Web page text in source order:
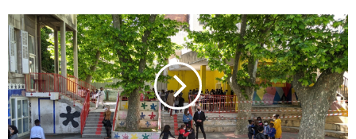
i
l
d
e
s
e
n
L
e
c
o
n
s
e